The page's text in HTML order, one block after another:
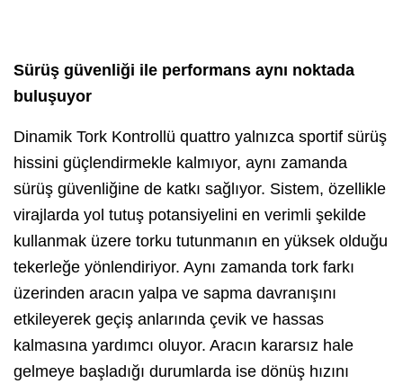
Sürüş güvenliği ile performans aynı noktada
buluşuyor
Dinamik Tork Kontrollü quattro yalnızca sportif sürüş
hissini güçlendirmekle kalmıyor, aynı zamanda
sürüş güvenliğine de katkı sağlıyor. Sistem, özellikle
virajlarda yol tutuş potansiyelini en verimli şekilde
kullanmak üzere torku tutunmanın en yüksek olduğu
tekerleğe yönlendiriyor. Aynı zamanda tork farkı
üzerinden aracın yalpa ve sapma davranışını
etkileyerek geçiş anlarında çevik ve hassas
kalmasına yardımcı oluyor. Aracın kararsız hale
gelmeye başladığı durumlarda ise dönüş hızını